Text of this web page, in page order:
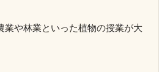
業や林業といった植物の授業が大